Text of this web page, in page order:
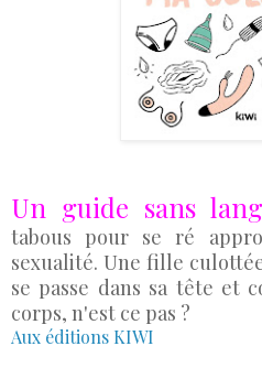
Un guide sans
tabous pour se ré
sexualité. Une fille
se passe dans sa tête et
corps, n'est ce pas ?
Aux éditions KIWI